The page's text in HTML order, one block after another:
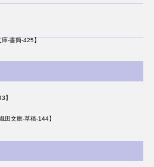
-書簡-425】
】
文庫-草稿-144】